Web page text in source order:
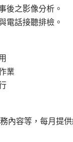
後之影像分析。
電話接聽排檢。
業
內容等，每月提